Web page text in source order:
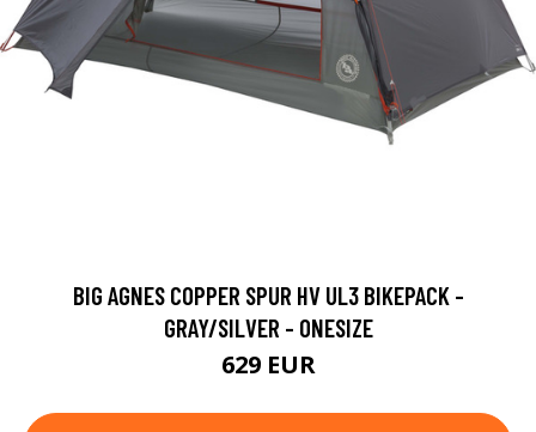
BIG AGNES COPPER SPUR HV UL3 BIKEPACK -
GRAY/SILVER - ONESIZE
629 EUR